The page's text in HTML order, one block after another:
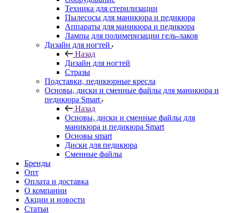
Техника для стерилизации
Пылесосы для маникюра и педикюра
Аппараты для маникюра и педикюра
Лампы для полимеризации гель-лаков
Дизайн для ногтей
Назад
Дизайн для ногтей
Стразы
Подставки, педикюрные кресла
Основы, диски и сменные файлы для маникюра и
педикюра Smart
Назад
Основы, диски и сменные файлы для
маникюра и педикюра Smart
Основы smart
Диски для педикюра
Сменные файлы
Бренды
Опт
Оплата и доставка
О компании
Акции и новости
Статьи